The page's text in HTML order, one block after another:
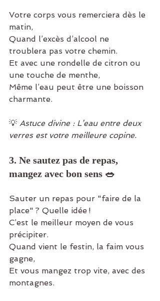
Votre corps vous remerciera dès le
matin,
Quand l’excès d’alcool ne
troublera pas votre chemin.
Et avec une rondelle de citron ou
une touche de menthe,
Même l’eau peut être une boisson
charmante.
💡 Astuce divine : L’eau entre deux
verres est votre meilleure copine.
3. Ne sautez pas de repas,
mangez avec bon sens 🥗
Sauter un repas pour "faire de la
place" ? Quelle idée !
C’est le meilleur moyen de vous
précipiter.
Quand vient le festin, la faim vous
gagne,
Et vous mangez trop vite, avec des
montagnes.